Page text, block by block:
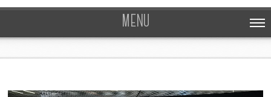
MENU